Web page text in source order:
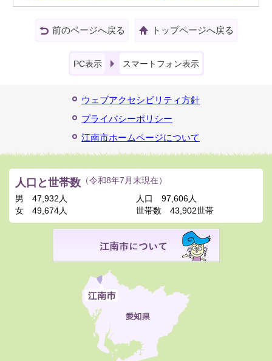
前のページへ戻る トップページへ戻る
PC表示 スマートフォン表示
ウェブアクセシビリティ方針
プライバシーポリシー
江南市ホームページについて
人口と世帯数 （令和8年7月末現在）
男
47,932人
女
49,674人
人口
97,606人
世帯数
43,902世帯